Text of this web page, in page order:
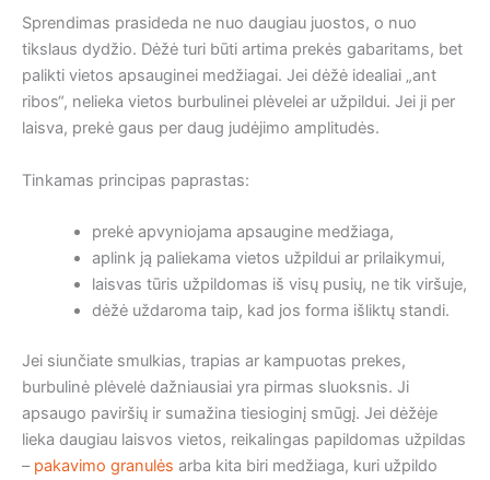
Sprendimas prasideda ne nuo daugiau juostos, o nuo
tikslaus dydžio. Dėžė turi būti artima prekės gabaritams, bet
palikti vietos apsauginei medžiagai. Jei dėžė idealiai „ant
ribos“, nelieka vietos burbulinei plėvelei ar užpildui. Jei ji per
laisva, prekė gaus per daug judėjimo amplitudės.
Tinkamas principas paprastas:
prekė apvyniojama apsaugine medžiaga,
aplink ją paliekama vietos užpildui ar prilaikymui,
laisvas tūris užpildomas iš visų pusių, ne tik viršuje,
dėžė uždaroma taip, kad jos forma išliktų standi.
Jei siunčiate smulkias, trapias ar kampuotas prekes,
burbulinė plėvelė dažniausiai yra pirmas sluoksnis. Ji
apsaugo paviršių ir sumažina tiesioginį smūgį. Jei dėžėje
lieka daugiau laisvos vietos, reikalingas papildomas užpildas
– pakavimo granulės arba kita biri medžiaga, kuri užpildo